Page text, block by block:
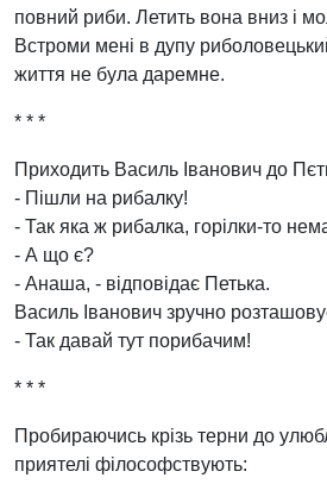
повний риби. Летить вона вниз і
Встроми мені в дупу
життя не була даремне.
* * *
Приходить Василь Іванович до
- Пішли на рибалку!
- Так яка ж рибалка, горілки-то
- А що є?
- Анаша, - відповідає Петька.
Василь Іванович зручно
- Так давай тут порибачим!
* * *
Пробираючись крізь терни до
приятелі філософствують: